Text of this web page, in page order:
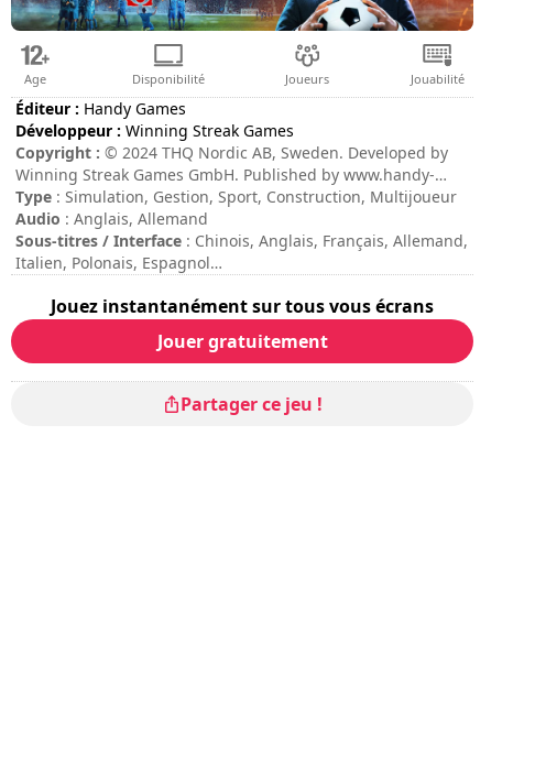
Age Disponibilité Joueurs Jouabilité
Éditeur : Handy Games
Développeur : Winning Streak Games
Copyright : © 2024 THQ Nordic AB, Sweden. Developed by
Winning Streak Games GmbH. Published by www.handy-
games.com GmbH, Germany. We are Football, THQ, THQ
Nordic, HandyGames and their respective logos are
trademarks and/or registered trademarks of THQ Nordic AB.
All rights reserved. All other brands, product names and
respective owners.
Type : Simulation, Gestion, Sport, Construction, Multijoueur
Audio : Anglais, Allemand
Sous-titres / Interface : Chinois, Anglais, Français, Allemand,
Italien, Polonais, Espagnol
Durée totale: 14h
Difficulté
Mode multijoueur
: Local, Compétition, 2 à 4 Joueurs
Jouez instantanément sur tous vous écrans
Jouer gratuitement
Partager ce jeu !